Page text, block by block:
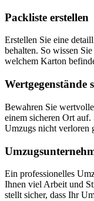
Packliste erstellen
Erstellen Sie eine
behalten. So wissen
welchem Karton
Wertgegenstände
Bewahren Sie
einem sicheren Ort auf.
Umzugs nicht verloren
Ein professionelles
Ihnen viel Arbeit und
stellt sicher, dass Ihr